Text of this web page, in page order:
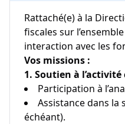
Rattaché(e) à la
fiscales sur
interaction avec les
Vos missions :
1. Soutien à
Participation à
Assistance dans la
échéant).